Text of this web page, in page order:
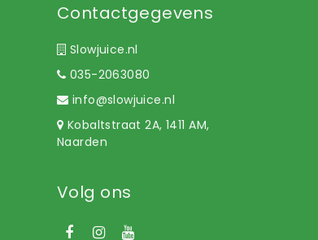
Contactgegevens
Slowjuice.nl
035-2063080
info@slowjuice.nl
Kobaltstraat 2A, 1411 AM,
Naarden
Volg ons